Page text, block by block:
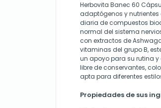
Herbovita Banec 60
adaptógenos y
diaria de compuestos
normal del sistema
con extractos de
vitaminas del grupo B,
un apoyo para su rutina
libre de conservantes,
apta para diferentes
Propiedades de sus